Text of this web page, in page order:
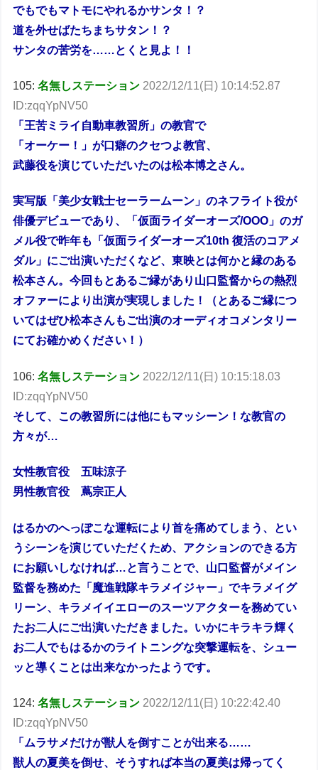
でもでもマトモにやれるかサンタ！？
道を外せばたちまちサタン！？
サンタの苦労を……とくと見よ！！
105:名無しステーション 2022/12/11(日) 10:14:52.87
ID:zqqYpNV50
「王苦ミライ自動車教習所」の教官で
「オーケー！」が口癖のクセつよ教官、
武藤役を演じていただいたのは松本博之さん。
実写版「美少女戦士セーラームーン」のネフライト役が
俳優デビューであり、「仮面ライダーオーズ/OOO」のガ
メル役で昨年も「仮面ライダーオーズ10th 復活のコアメ
ダル」にご出演いただくなど、東映とは何かと縁のある
松本さん。今回もとあるご縁があり山口監督からの熱烈
オファーにより出演が実現しました！（とあるご縁につ
いてはぜひ松本さんもご出演のオーディオコメンタリー
にてお確かめください！）
106:名無しステーション 2022/12/11(日) 10:15:18.03
ID:zqqYpNV50
そして、この教習所には他にもマッシーン！な教官の
方々が…
女性教官役 五味涼子
男性教官役 蔦宗正人
はるかのへっぽこな運転により首を痛めてしまう、とい
うシーンを演じていただくため、アクションのできる方
にお願いしなければ…と言うことで、山口監督がメイン
監督を務めた「魔進戦隊キラメイジャー」でキラメイグ
リーン、キラメイイエローのスーツアクターを務めてい
たお二人にご出演いただきました。いかにキラキラ輝く
お二人でもはるかのライトニングな突撃運転を、シュー
ッと導くことは出来なかったようです。
124:名無しステーション 2022/12/11(日) 10:22:42.40
ID:zqqYpNV50
「ムラサメだけが獣人を倒すことが出来る……
獣人の夏美を倒せ、そうすれば本当の夏美は帰ってく